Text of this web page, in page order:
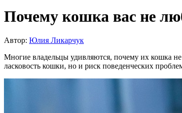
Почему кошка вас не
Автор: Юлия Ликарчук
Многие владельцы удивляются, почему их кошка
ласковость кошки, но и риск поведенческих